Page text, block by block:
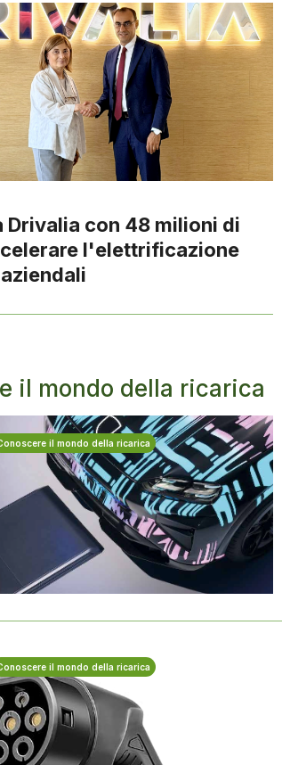
Drivalia con 48 milioni di
l'elettrificazione
il mondo della ricarica
il mondo della ricarica
il mondo della ricarica